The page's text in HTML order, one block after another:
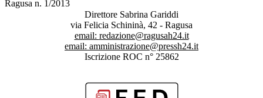
Ragusa n. 1/2013
Direttore Sabrina Gariddi
via Felicia Schininà, 42 - Ragusa
email: redazione@ragusah24.it
email: amministrazione@pressh24.it
Iscrizione ROC n° 25862